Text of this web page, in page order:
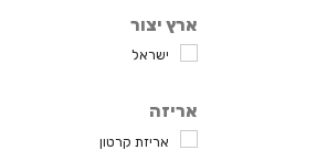
ארץ יצור
ישראל
אריזה
אריזת קרטון